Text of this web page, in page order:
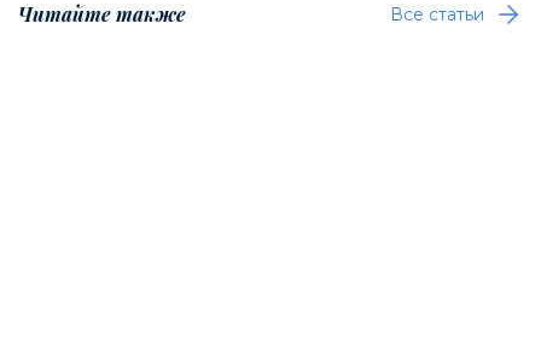
Читайте также Все статьи